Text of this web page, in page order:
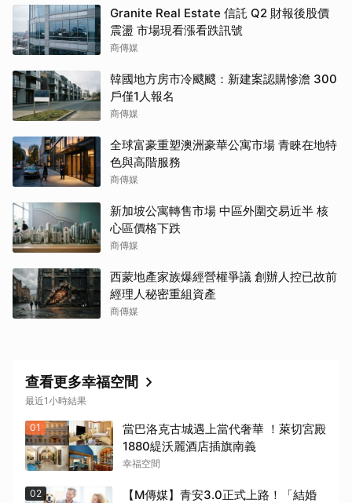
Granite Real Estate 信託 Q2 財報後股價
震盪 市場現看漲看跌訊號
商傳媒
韓國地方房市冷颼颼：新建案認購慘澹 300
戶僅1人報名
商傳媒
全球富豪重塑澳洲豪華公寓市場 青睞在地特
色與高階服務
商傳媒
新加坡公寓轉售市場 中區外圍交易近半 核
心區價格下跌
商傳媒
西蒙地產家族爆經營權爭議 創辦人控已故前
經理人秘密重組資產
商傳媒
查看更多幸福空間
最近1小時結果
01
當巴洛克古城遇上當代奢華 ！萊切宮殿
1880緹沃麗酒店插旗南義
幸福空間
02
【M傳媒】青安3.0正式上路！「結婚